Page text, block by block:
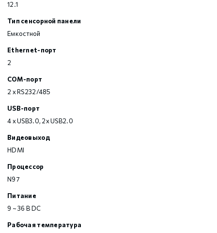
12.1
Тип сенсорной панели
Емкостной
Ethernet-порт
2
COM-порт
2 x RS232/485
USB-порт
4 x USB3.0, 2x USB2.0
Видеовыход
HDMI
Процессор
N97
Питание
9 ~ 36 В DC
Рабочая температура